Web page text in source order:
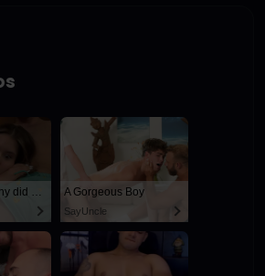
Stepbrother, why did you show me your dick? Now I want to fuck you with my wet pussy A Gorgeous Boy
SayUncle